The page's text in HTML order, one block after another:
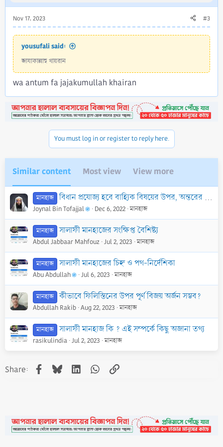
Nov 17, 2023 #3
yousufali said:
জাযাকাল্লাহু খায়রান
wa antum fa jajakumullah khairan
You must log in or register to reply here.
Similar content Most view View more
মানহাজ বিধান প্রযোজ্য হবে বাহ্যিক বিষয়ের উপর, অন্তরের বিষয়ের উপর নয়!
Joynal Bin Tofajjal Dec 6, 2022 মানহাজ
মানহাজ সালাফী মানহাজের সংক্ষিপ্ত বৈশিষ্ট্য
Abdul Jabbaar Mahfouz Jul 2, 2023 মানহাজ
মানহাজ সালাফী মানহাজের চিহ্ন ও পথ-নির্দেশিকা
Abu Abdullah Jul 6, 2023 মানহাজ
মানহাজ কীভাবে ফিলিস্তিনের উপর পূর্ণ বিজয় অর্জন সম্ভব?
Abdullah Rakib Aug 22, 2023 মানহাজ
মানহাজ সালাফী মানহাজ কি ? এই সম্পর্কে কিছু অজানা তথ্য
rasikulindia Jul 2, 2023 মানহাজ
Share: Facebook
BlueskyLinkedInWhatsApp
Link